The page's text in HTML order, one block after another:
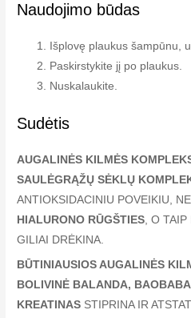
Naudojimo būdas
Išplovę plaukus šampūnu,
Paskirstykite jį po plaukus.
Nuskalaukite.
Sudėtis
AUGALINĖS KILMĖS
SAULĖGRĄŽŲ SĖKLŲ
ANTIOKSIDACINIU POVEIKIU,
HIALURONO RŪGŠTIES , O
GILIAI DRĖKINA.
BŪTINIAUSIOS AUGALINĖS
BOLIVINĖ BALANDA,
KREATINAS STIPRINA IR